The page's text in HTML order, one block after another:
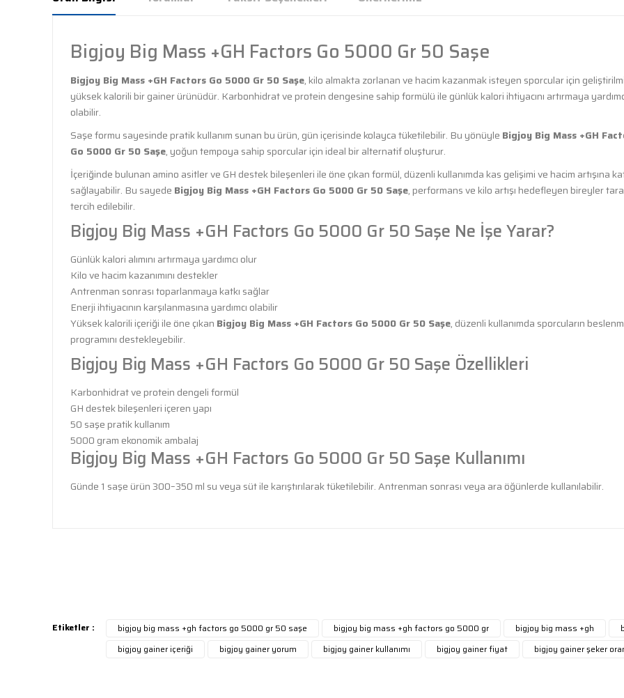
Bigjoy Big Mass +GH Factors Go 5000 Gr 50 Saşe
Bigjoy Big Mass +GH Factors Go 5000 Gr 50 Saşe, kilo almakta zorlanan ve hacim kazanmak isteyen sporcular için
yüksek kalorili bir gainer ürünüdür. Karbonhidrat ve protein dengesine sahip formülü ile günlük kalori ihtiyacını artırmaya
olabilir.
Saşe formu sayesinde pratik kullanım sunan bu ürün, gün içerisinde kolayca tüketilebilir. Bu yönüyle Bigjoy Big Mass +GH
Go 5000 Gr 50 Saşe, yoğun tempoya sahip sporcular için ideal bir alternatif oluşturur.
İçeriğinde bulunan amino asitler ve GH destek bileşenleri ile öne çıkan formül, düzenli kullanımda kas gelişimi ve hacim artışına
sağlayabilir. Bu sayede Bigjoy Big Mass +GH Factors Go 5000 Gr 50 Saşe, performans ve kilo artışı hedefleyen bireyler
tercih edilebilir.
Bigjoy Big Mass +GH Factors Go 5000 Gr 50 Saşe Ne İşe Yarar?
Günlük kalori alımını artırmaya yardımcı olur
Kilo ve hacim kazanımını destekler
Antrenman sonrası toparlanmaya katkı sağlar
Enerji ihtiyacının karşılanmasına yardımcı olabilir
Yüksek kalorili içeriği ile öne çıkan Bigjoy Big Mass +GH Factors Go 5000 Gr 50 Saşe, düzenli kullanımda sporcuların
programını destekleyebilir.
Bigjoy Big Mass +GH Factors Go 5000 Gr 50 Saşe Özellikleri
Karbonhidrat ve protein dengeli formül
GH destek bileşenleri içeren yapı
50 saşe pratik kullanım
5000 gram ekonomik ambalaj
Bigjoy Big Mass +GH Factors Go 5000 Gr 50 Saşe Kullanımı
Günde 1 saşe ürün 300–350 ml su veya süt ile karıştırılarak tüketilebilir. Antrenman sonrası veya ara öğünlerde kullanılabilir.
Ürün açıklamasında eksik bilgiler bulunuyor.
Ürün bilgilerinde hatalar bulunuyor.
Etiketler : bigjoy big mass +gh factors go 5000 gr 50 saşe bigjoy big mass +gh factors go 5000 gr bigjoy big mass +gh
bigjoy gainer içeriği
bigjoy gainer yorum bigjoy gainer kullanımı bigjoy gainer fiyat bigjoy gainer şeker